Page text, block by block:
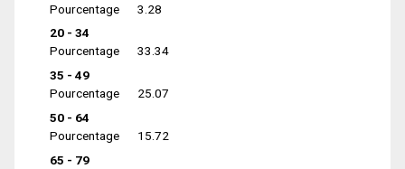
Pourcentage
3.28
20 - 34
Pourcentage
33.34
35 - 49
Pourcentage
25.07
50 - 64
Pourcentage
15.72
65 - 79